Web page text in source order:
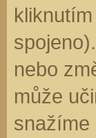
nebo
může
snažíme